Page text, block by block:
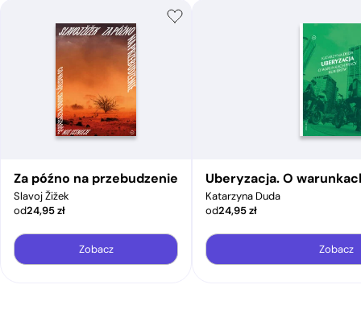
Za późno na przebudzenie
Slavoj Žižek
od24,95zł
Zobacz
Uberyzacja. O
Katarzyna Duda
od24,95zł
Zobacz